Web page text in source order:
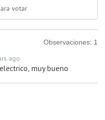
votar
Observaciones: 1
ago
muy bueno